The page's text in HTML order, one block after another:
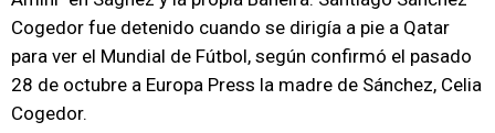
Cogedor fue detenido cuando se dirigía a pie a Qatar
para ver el Mundial de Fútbol, según confirmó el pasado
28 de octubre a Europa Press la madre de Sánchez, Celia
Cogedor.